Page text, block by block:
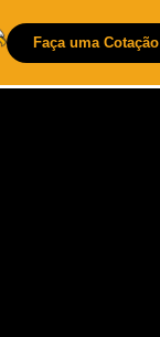
Faça uma Cotação